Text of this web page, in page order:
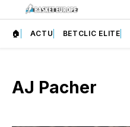
🏠 ACTU BETCLIC ELITE
AJ Pacher